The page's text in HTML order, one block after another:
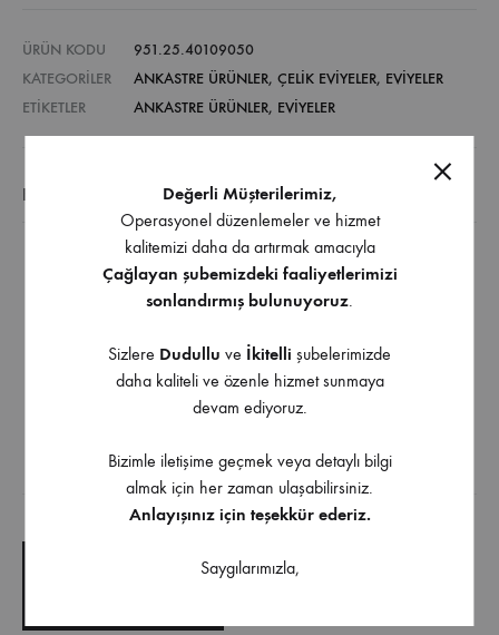
ÜRÜN KODU
951.25.40109050
KATEGORILER
ANKASTRE ÜRÜNLER, ÇELIK EVIYELER, EVIYELER
ETIKETLER
ANKASTRE ÜRÜNLER, EVIYELER
EK BILGI
Sol damlalıklı,
Mikroketen yüzey,
Dış Ölçüler: 860 x 500 x 150 mm,
Tezgah Kesim Ölçüleri: 840 x 480 mm,
İndirilebilir İçerik
Değerli Müşterilerimiz,
Operasyonel düzenlemeler ve hizmet
kalitemizi daha da artırmak amacıyla
Çağlayan şubemizdeki faaliyetlerimizi
sonlandırmış bulunuyoruz.
Sizlere Dudullu ve İkitelli şubelerimizde
daha kaliteli ve özenle hizmet sunmaya
devam ediyoruz.
Bizimle iletişime geçmek veya detaylı bilgi
almak için her zaman ulaşabilirsiniz.
Anlayışınız için teşekkür ederiz.
Saygılarımızla,